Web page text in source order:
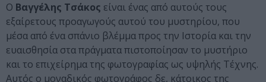
Ο Βαγγέλης Τσάκος είναι ένας από αυτούς τους
εξαίρετους προαγωγούς αυτού του μυστηρίου, που
μέσα από ένα σπάνιο βλέμμα προς την Ιστορία και την
ευαισθησία στα πράγματα πιστοποίησαν το μυστήριο
και το επιχείρημα της φωτογραφίας ως υψηλής Τέχνης.
Αυτός ο μοναδικός φωτογράφος δε, κάτοικος της